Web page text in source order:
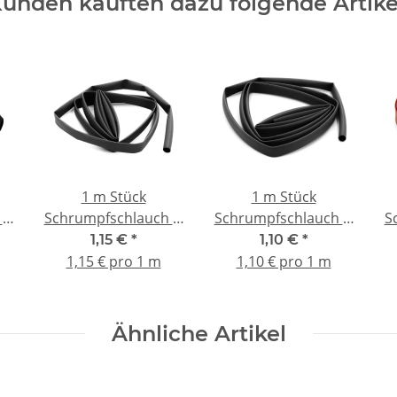
Ø
1 m Stück
Schrumpfschlauch Ø
6 mm schwarz
1,15 € *
1,15 € pro 1 m
1 m Stück
Schrumpfschlauch Ø
5 mm schwarz
1,10 € *
1,10 € pro 1 m
Ähnliche Artikel